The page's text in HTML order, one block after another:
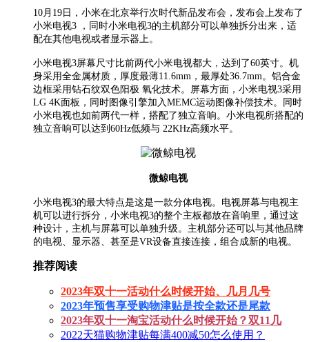
10月19日，小米在北京举行次时代新品发布会，发布会上发布了
小米电视3 ，同时小米电视3的主机部分可以单独拆分出来，适
配在其他电视或者显示器上。
小米电视3屏幕尺寸比前两代小米电视都大，达到了60英寸。机
身采用全金属材质，厚度最薄11.6mm，最厚处36.7mm。铝合金
边框采用钻石纹双色阳极 氧化技术。屏幕方面，小米电视3采用
LG 4K面板，同时图像引擎加入MEMC运动图像补偿技术。同时
小米电视也如前两代一样，搭配了独立音响。小米电视所搭配的
独立音响可以达到60Hz低频与 22KHz高频水平。
微鲸电视
小米电视3的最大特点是这是一款分体电视。电视屏幕与电视主
机可以进行拆分，小米电视3的整个主板都放在音响里，通过这
种设计，主机与屏幕可以单独升级。主机部分还可以与其他品牌
的电视、显示器、甚至是VR设备直接连接，组合成新的电视。
推荐阅读
2023年双十一活动什么时候开始、几月几号
2023年预售享受购物津贴是按全款还是尾款
2023年双十一淘宝活动什么时候开始？双11几
2022天猫购物津贴每满400减50怎么使用？